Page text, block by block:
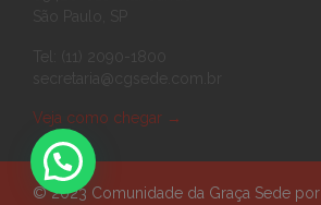
Veja como chegar →
© 2023 Comunidade da Graça Sede por